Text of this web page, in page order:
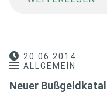
20.06.2014
ALLGEMEIN
Neuer